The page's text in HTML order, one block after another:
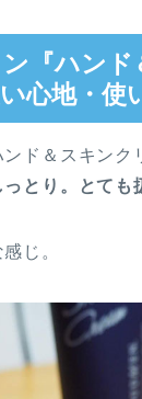
『ハンド
心地・使
ド＆スキンク
とり。とても
じ。